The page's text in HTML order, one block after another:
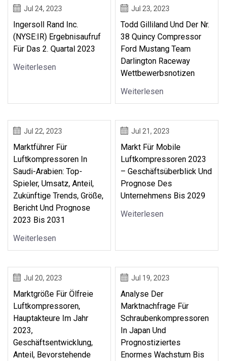
Jul 24, 2023
Ingersoll Rand Inc.
(NYSE:IR) Ergebnisaufruf
Für Das 2. Quartal 2023
Weiterlesen
Jul 23, 2023
Todd Gilliland Und Der Nr.
38 Quincy Compressor
Ford Mustang Team
Darlington Raceway
Wettbewerbsnotizen
Weiterlesen
Jul 22, 2023
Marktführer Für
Luftkompressoren In
Saudi-Arabien: Top-
Spieler, Umsatz, Anteil,
Zukünftige Trends, Größe,
Bericht Und Prognose
2023 Bis 2031
Weiterlesen
Jul 21, 2023
Markt Für Mobile
Luftkompressoren 2023
– Geschäftsüberblick Und
Prognose Des
Unternehmens Bis 2029
Weiterlesen
Jul 20, 2023
Marktgröße Für Ölfreie
Luftkompressoren,
Hauptakteure Im Jahr
2023,
Geschäftsentwicklung,
Anteil, Bevorstehende
Jul 19, 2023
Analyse Der
Marktnachfrage Für
Schraubenkompressoren
In Japan Und
Prognostiziertes
Enormes Wachstum Bis